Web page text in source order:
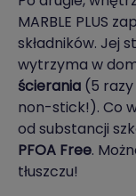
MARBLE PLUS
składników. Jej
wytrzyma w
ścierania (5 razy
non-stick!). Co
od substancji
PFOA Free.
tłuszczu!